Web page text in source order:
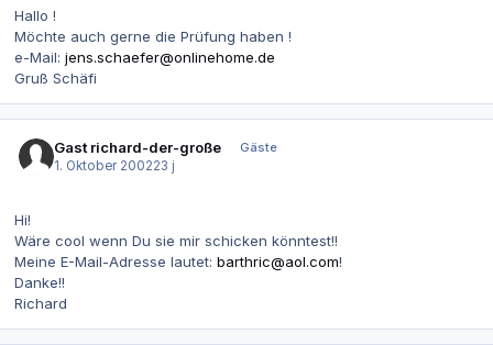
Hallo !
Möchte auch gerne die Prüfung haben !
e-Mail: jens.schaefer@onlinehome.de
Gruß Schäfi
Gast richard-der-große
Gäste
1. Oktober 200223 j
Hi!
Wäre cool wenn Du sie mir schicken könntest!!
Meine E-Mail-Adresse lautet: barthric@aol.com!
Danke!!
Richard